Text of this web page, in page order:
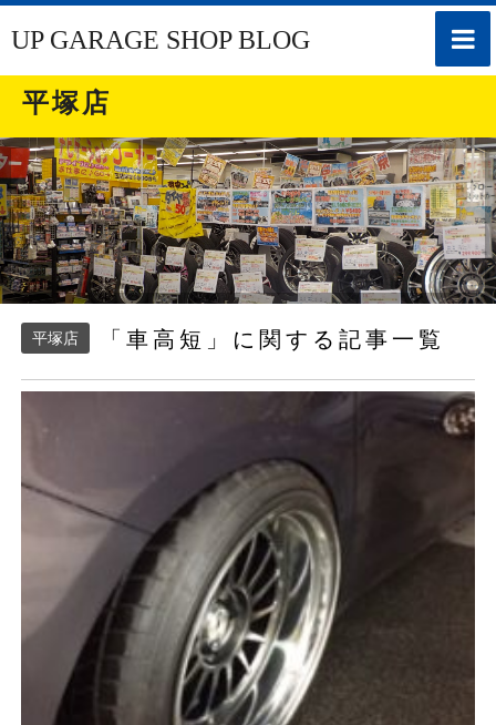
toggle
UP GARAGE SHOP BLOG
平塚店
平塚店 「車高短」に関する記事一覧